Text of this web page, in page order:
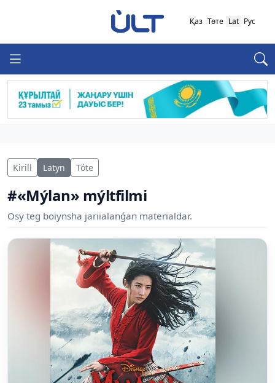
Қаз Төте Lat Рус
Kirill Latyn Tóte
#«Mýlan» mýltfilmi
Osy teg boiynsha jariialanǵan materialdar.